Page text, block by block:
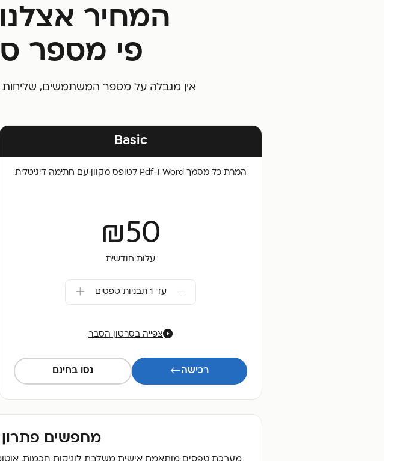
המחיר
פי מספר
אין מגבלה על מספר המשתמשים, שליחות
Basic
המרת כל מסמך Word ו-Pdf לטופס מקוון עם חתימה דיגיטלית
₪50
עלות חודשית
עד 1 תבניות טפסים
צפייה בסרטון הסבר
רכישה נסו בחינם
מחפשים